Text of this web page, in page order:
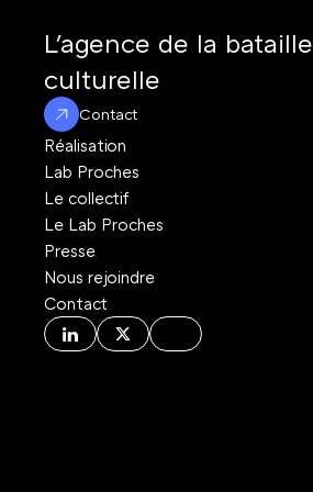
L'agence de la bataille
culturelle
Contact
Réalisation
Lab Proches
Le collectif
Le Lab Proches
Presse
Nous rejoindre
Contact